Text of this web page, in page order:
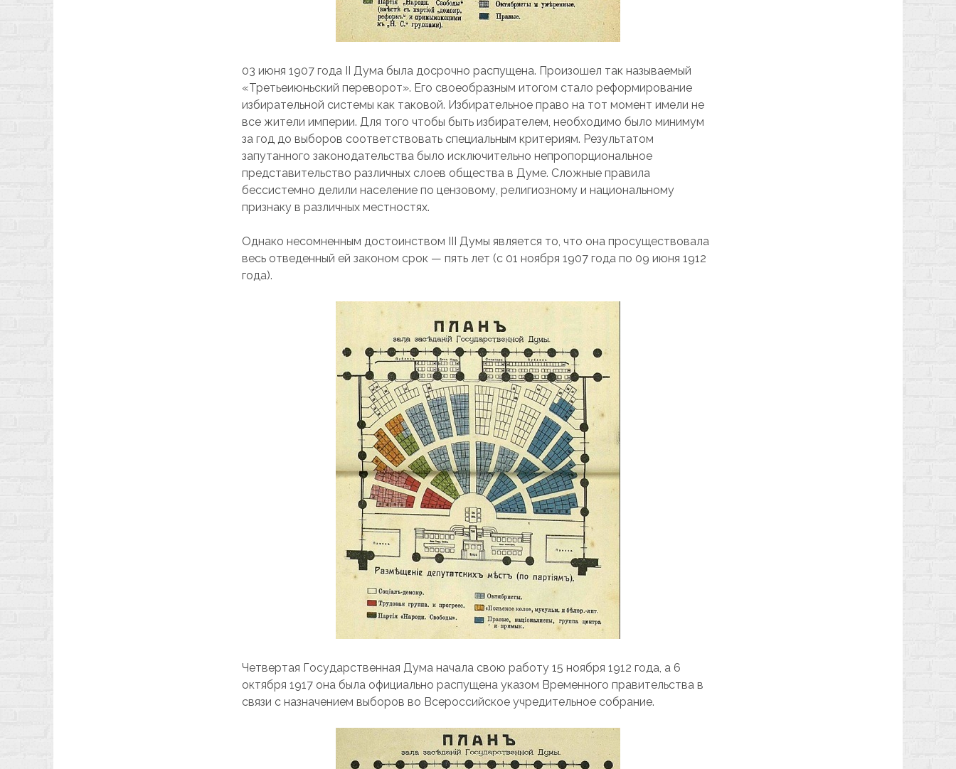
03 июня 1907 года II Дума была досрочно распущена. Произошел так называемый
«Третьеиюньский переворот». Его своеобразным итогом стало реформирование
избирательной системы как таковой. Избирательное право на тот момент имели не
все жители империи. Для того чтобы быть избирателем, необходимо было минимум
за год до выборов соответствовать специальным критериям. Результатом
запутанного законодательства было исключительно непропорциональное
представительство различных слоев общества в Думе. Сложные правила
бессистемно делили население по цензовому, религиозному и национальному
признаку в различных местностях.
Однако несомненным достоинством III Думы является то, что она просуществовала
весь отведенный ей законом срок — пять лет (с 01 ноября 1907 года по 09 июня 1912
года).
Четвертая Государственная Дума начала свою работу 15 ноября 1912 года, а 6
октября 1917 она была официально распущена указом Временного правительства в
связи с назначением выборов во Всероссийское учредительное собрание.